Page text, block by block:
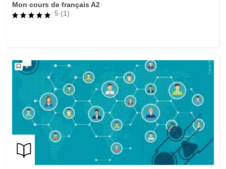
Mon cours de français A2
5 (1)